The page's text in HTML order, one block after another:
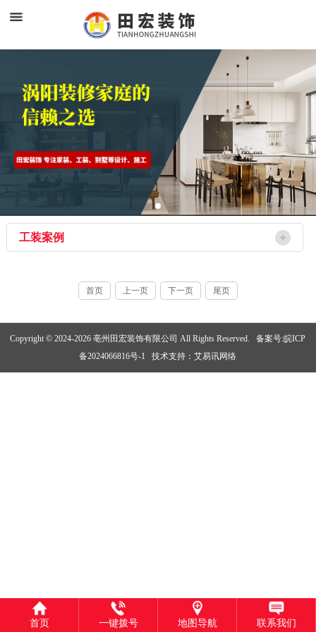
工装案例
首页 上一页 下一页 尾页
Copyright © 2024-2026 亳州田宏装饰有限公司 All Rights Reserved.
备案号:皖ICP
备2024066816号-1
技术支持：艾易讯网络
首页 一键拨号 地图导航 联系我们